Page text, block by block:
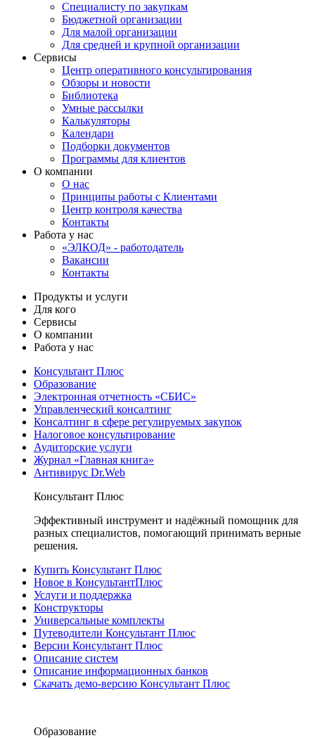
Специалисту по закупкам
Бюджетной организации
Для малой организации
Для средней и крупной организации
Сервисы
Центр оперативного консультирования
Обзоры и новости
Библиотека
Умные рассылки
Калькуляторы
Календари
Подборки документов
Программы для клиентов
О компании
О нас
Принципы работы с Клиентами
Центр контроля качества
Контакты
Работа у нас
«ЭЛКОД» - работодатель
Вакансии
Контакты
Продукты и услуги
Для кого
Сервисы
О компании
Работа у нас
Консультант Плюс
Образование
Электронная отчетность «СБИС»
Управленческий консалтинг
Консалтинг в сфере регулируемых закупок
Налоговое консультирование
Аудиторские услуги
Журнал «Главная книга»
Антивирус Dr.Web
Консультант Плюс
Эффективный инструмент и надёжный помощник для
разных специалистов, помогающий принимать верные
решения.
Купить Консультант Плюс
Новое в КонсультантПлюс
Услуги и поддержка
Конструкторы
Универсальные комплекты
Путеводители Консультант Плюс
Версии Консультант Плюс
Описание систем
Описание информационных банков
Скачать демо-версию Консультант Плюс
Образование